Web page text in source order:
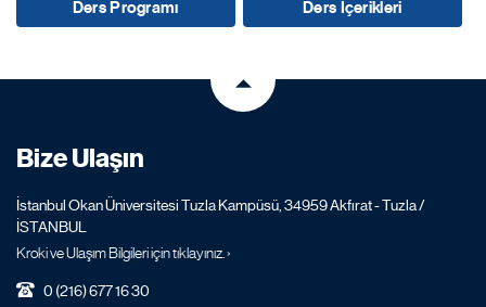
Ders Programı Ders İçerikleri
Bize Ulaşın
İstanbul Okan Üniversitesi Tuzla Kampüsü, 34959 Akfırat - Tuzla /
İSTANBUL
Kroki ve Ulaşım Bilgileri için tıklayınız. ›
0 (216) 677 16 30